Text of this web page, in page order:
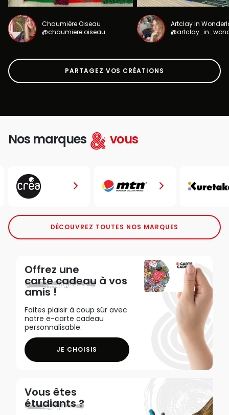
Chaumière Oiseau
@chaumiere.oiseau
Artclay in
PARTAGEZ VOS CRÉATIONS
Nos marques vous
DÉCOUVREZ TOUTES NOS MARQUES
Offrez une
carte cadeau à vos
amis !
Faites plaisir à coup sûr avec
notre e-carte cadeau
personnalisable.
JE CHOISIS
Vous êtes
étudiants ?